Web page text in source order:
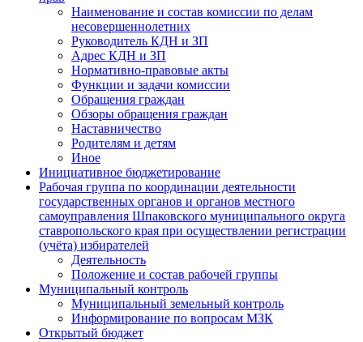
Наименование и состав комиссии по делам
несовершеннолетних
Руководитель КДН и ЗП
Адрес КДН и ЗП
Нормативно-правовые акты
Функции и задачи комиссии
Обращения граждан
Обзоры обращения граждан
Наставничество
Родителям и детям
Иное
Инициативное бюджетирование
Рабочая группа по координации деятельности
государственных органов и органов местного
самоуправления Шпаковского муниципального округа
ставропольского края при осуществлении регистрации
(учёта) избирателей
Деятельность
Положение и состав рабочей группы
Муниципальный контроль
Муниципальный земельный контроль
Информирование по вопросам МЗК
Открытый бюджет